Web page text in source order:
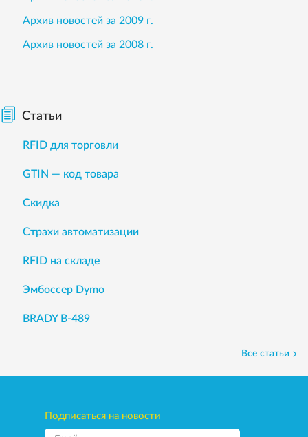
Архив новостей за 2009 г.
Архив новостей за 2008 г.
Статьи
RFID для торговли
GTIN — код товара
Скидка
Страхи автоматизации
RFID на складе
Эмбоссер Dymo
BRADY B-489
Все статьи
Подписаться на новости